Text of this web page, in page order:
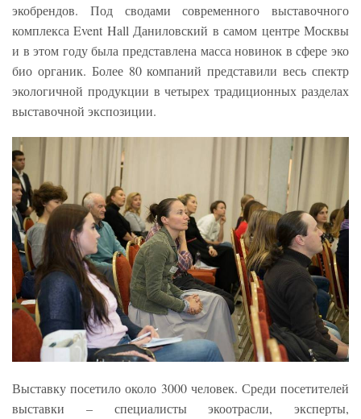
экобрендов. Под сводами современного выставочного
комплекса Event Hall Даниловский в самом центре Москвы
и в этом году была представлена масса новинок в сфере эко
био органик. Более 80 компаний представили весь спектр
экологичной продукции в четырех традиционных разделах
выставочной экспозиции.
Выставку посетило около 3000 человек. Среди посетителей
выставки – специалисты экоотрасли, эксперты,